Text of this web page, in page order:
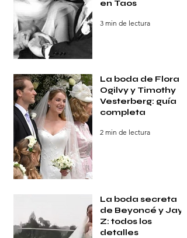
en Taos
3 min de lectura
La boda de Flora
Ogilvy y Timothy
Vesterberg: guía
completa
2 min de lectura
La boda secreta
de Beyoncé y Jay-
Z: todos los
detalles